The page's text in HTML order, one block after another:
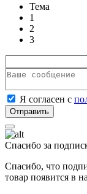
Тема
1
2
3
Я согласен с
Спасибо за
Спасибо, что
товар появится в